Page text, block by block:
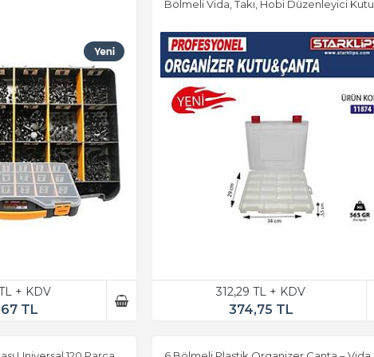
+ KDV
TL
Bölmeli Vida, Takı, Hobi Düzenleyici Kutu
312,29 TL + KDV
374,75 TL